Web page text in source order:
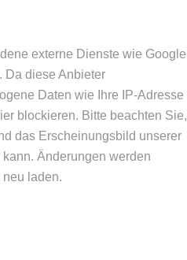
externe Dienste wie Google
Da diese Anbieter
Daten wie Ihre IP-Adresse
blockieren. Bitte beachten Sie,
das Erscheinungsbild unserer
Änderungen werden
laden.